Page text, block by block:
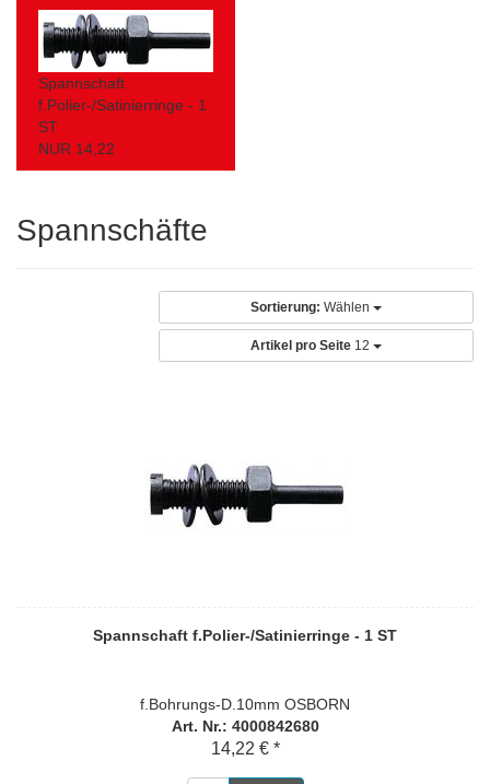
Spannschaft
f.Polier-/Satinierringe - 1
ST
NUR 14,22
Spannschäfte
Sortierung: Wählen
Artikel pro Seite 12
Spannschaft f.Polier-/Satinierringe - 1 ST
f.Bohrungs-D.10mm OSBORN
Art. Nr.: 4000842680
14,22 € *